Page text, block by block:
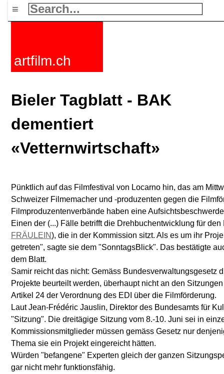
≡
artfilm.ch
Bieler Tagblatt - BAK
dementiert
«Vetternwirtschaft»
Pünktlich auf das Filmfestival von Locarno hin, das am
Schweizer Filmemacher und -produzenten gegen die
Filmproduzenten­verbände haben eine
Einen der (...) Fälle betrifft die Drehbuchentwicklung für
FRÄULEIN), die in der Kommission sitzt. Als es um ihr
getreten", sagte sie dem "SonntagsBlick". Das bestätigte
dem Blatt.
Samir reicht das nicht: Gemäss Bundesverwaltungs­gesetz
Projekte beurteilt werden, überhaupt nicht an den
Artikel 24 der Verordnung des EDI über die Filmförderung.
Laut Jean-Frédéric Jauslin, Direktor des Bundesamts für
"Sitzung". Die dreitägige Sitzung vom 8.-10. Juni sei in
Kommissionsmitglieder müssen gemäss Gesetz nur
Thema sie ein Projekt eingereicht hätten.
Würden "befangene" Experten gleich der ganzen
gar nicht mehr funktionsfähig.